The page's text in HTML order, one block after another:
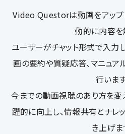
Video Questorは動画をアップ
動的に内容を
ユーザーがチャット形式で入力
画の要約や質疑応答、マニュア
行います
今までの動画視聴のあり方を変
躍的に向上し、情報共有とナレ
き上げま